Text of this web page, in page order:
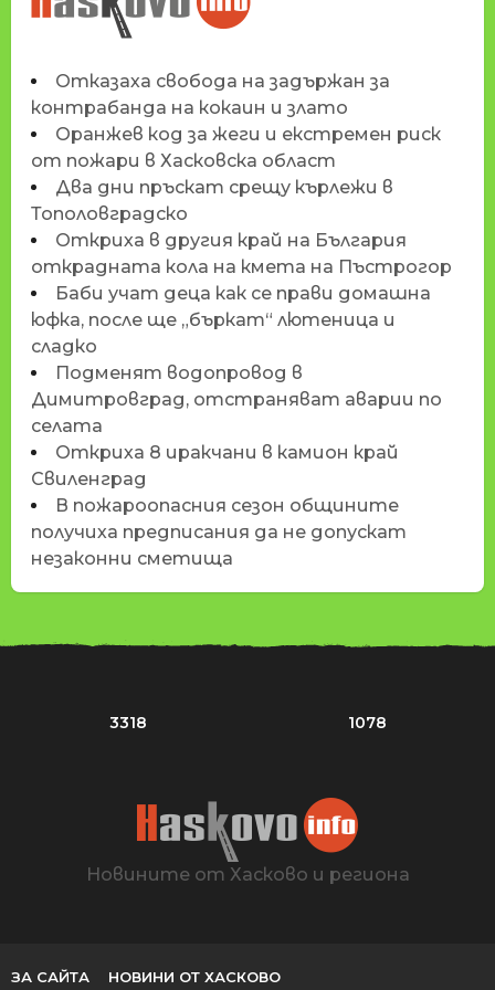
HASKOVO.INFO
Отказаха свобода на задържан за
контрабанда на кокаин и злато
Оранжев код за жеги и екстремен риск
от пожари в Хасковска област
Два дни пръскат срещу кърлежи в
Тополовградско
Откриха в другия край на България
открадната кола на кмета на Пъстрогор
Баби учат деца как се прави домашна
юфка, после ще „бъркат“ лютеница и
сладко
Подменят водопровод в
Димитровград, отстраняват аварии по
селата
Откриха 8 иракчани в камион край
Свиленград
В пожароопасния сезон общините
получиха предписания да не допускат
незаконни сметища
3318 1078
Новините от Хасково и региона
ЗА САЙТА НОВИНИ ОТ ХАСКОВО